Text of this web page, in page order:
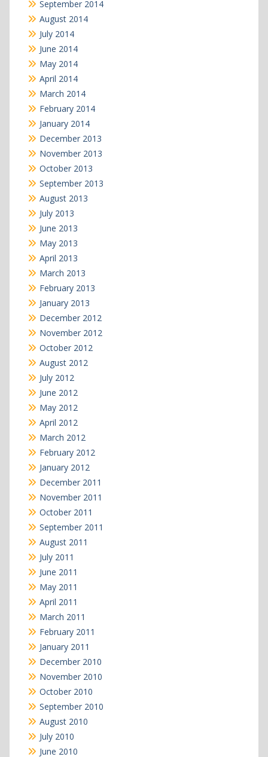
September 2014
August 2014
July 2014
June 2014
May 2014
April 2014
March 2014
February 2014
January 2014
December 2013
November 2013
October 2013
September 2013
August 2013
July 2013
June 2013
May 2013
April 2013
March 2013
February 2013
January 2013
December 2012
November 2012
October 2012
August 2012
July 2012
June 2012
May 2012
April 2012
March 2012
February 2012
January 2012
December 2011
November 2011
October 2011
September 2011
August 2011
July 2011
June 2011
May 2011
April 2011
March 2011
February 2011
January 2011
December 2010
November 2010
October 2010
September 2010
August 2010
July 2010
June 2010